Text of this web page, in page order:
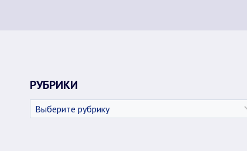
РУБРИКИ
Рубрики